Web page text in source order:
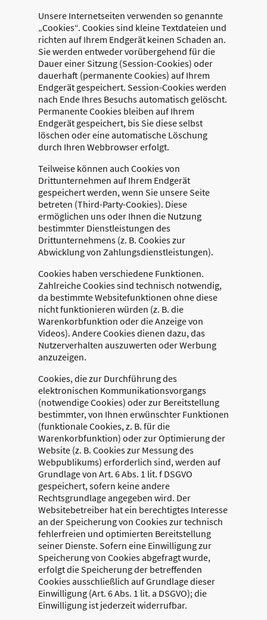
Unsere Internetseiten verwenden so genannte
„Cookies“. Cookies sind kleine Textdateien und
richten auf Ihrem Endgerät keinen Schaden an.
Sie werden entweder vorübergehend für die
Dauer einer Sitzung (Session-Cookies) oder
dauerhaft (permanente Cookies) auf Ihrem
Endgerät gespeichert. Session-Cookies werden
nach Ende Ihres Besuchs automatisch gelöscht.
Permanente Cookies bleiben auf Ihrem
Endgerät gespeichert, bis Sie diese selbst
löschen oder eine automatische Löschung
durch Ihren Webbrowser erfolgt.
Teilweise können auch Cookies von
Drittunternehmen auf Ihrem Endgerät
gespeichert werden, wenn Sie unsere Seite
betreten (Third-Party-Cookies). Diese
ermöglichen uns oder Ihnen die Nutzung
bestimmter Dienstleistungen des
Drittunternehmens (z. B. Cookies zur
Abwicklung von Zahlungsdienstleistungen).
Cookies haben verschiedene Funktionen.
Zahlreiche Cookies sind technisch notwendig,
da bestimmte Websitefunktionen ohne diese
nicht funktionieren würden (z. B. die
Warenkorbfunktion oder die Anzeige von
Videos). Andere Cookies dienen dazu, das
Nutzerverhalten auszuwerten oder Werbung
anzuzeigen.
Cookies, die zur Durchführung des
elektronischen Kommunikationsvorgangs
(notwendige Cookies) oder zur Bereitstellung
bestimmter, von Ihnen erwünschter Funktionen
(funktionale Cookies, z. B. für die
Warenkorbfunktion) oder zur Optimierung der
Website (z. B. Cookies zur Messung des
Webpublikums) erforderlich sind, werden auf
Grundlage von Art. 6 Abs. 1 lit. f DSGVO
gespeichert, sofern keine andere
Rechtsgrundlage angegeben wird. Der
Websitebetreiber hat ein berechtigtes Interesse
an der Speicherung von Cookies zur technisch
fehlerfreien und optimierten Bereitstellung
seiner Dienste. Sofern eine Einwilligung zur
Speicherung von Cookies abgefragt wurde,
erfolgt die Speicherung der betreffenden
Cookies ausschließlich auf Grundlage dieser
Einwilligung (Art. 6 Abs. 1 lit. a DSGVO); die
Einwilligung ist jederzeit widerrufbar.